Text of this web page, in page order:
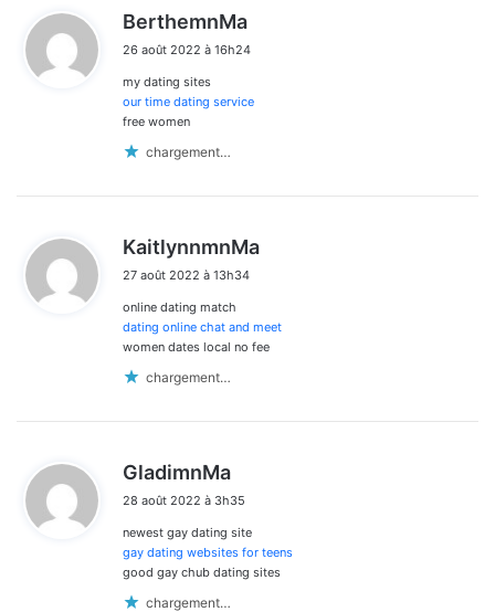
BerthemnMa
t
:
26 août 2022 à 16h24
my dating sites
our time dating service
free women
chargement…
KaitlynnmnMa
:
27 août 2022 à 13h34
online dating match
dating online chat and meet
women dates local no fee
chargement…
GladimnMa
t
:
28 août 2022 à 3h35
newest gay dating site
gay dating websites for teens
good gay chub dating sites
chargement…